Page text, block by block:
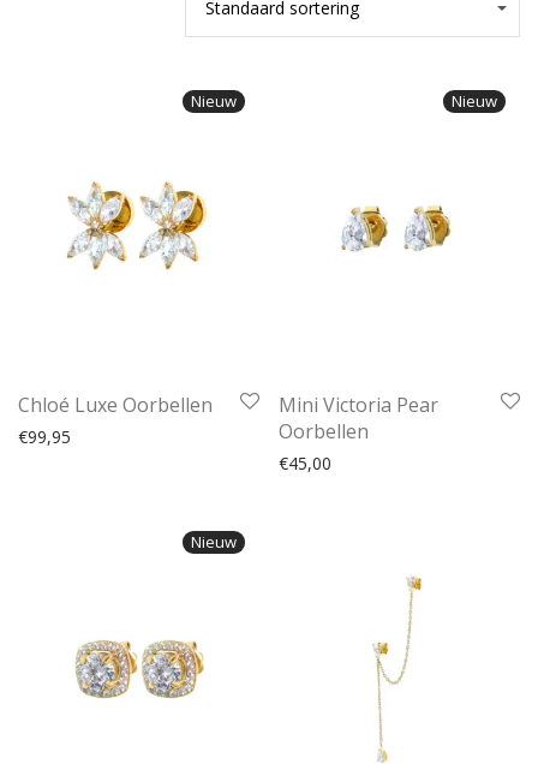
Nieuw
Chloé Luxe Oorbellen
€99,95
Nieuw
Mini Victoria Pear
Oorbellen
€45,00
Nieuw